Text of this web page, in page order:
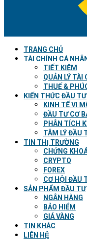
TRANG CHỦ
TÀI CHÍNH CÁ NHÂN
TIẾT KIỆM
QUẢN LÝ TÀI
THUẾ &
KIẾN THỨC ĐẦU TƯ
KINH TẾ VI
ĐẦU TƯ CƠ
PHÂN TÍCH
TÂM LÝ ĐẦU
TIN THỊ TRƯỜNG
CHỨNG
CRYPTO
FOREX
CƠ HỘI ĐẦU
SẢN PHẨM ĐẦU TƯ
NGÂN HÀNG
BẢO HIỂM
GIÁ VÀNG
TIN KHÁC
LIÊN HỆ